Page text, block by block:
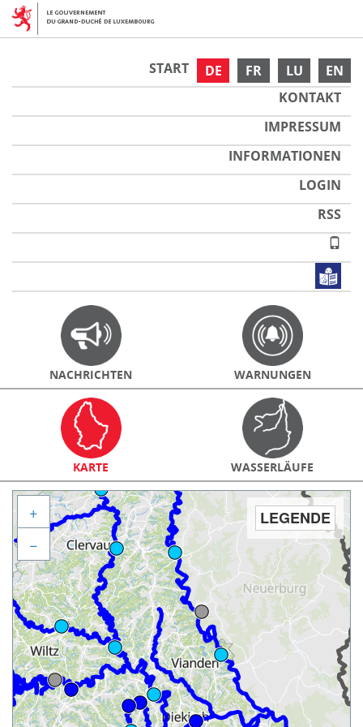
DE FR LU EN
START
KONTAKT
IMPRESSUM
INFORMATIONEN
LOGIN
RSS
NACHRICHTEN WARNUNGEN
KARTE WASSERLÄUFE
LEGENDE
+
−